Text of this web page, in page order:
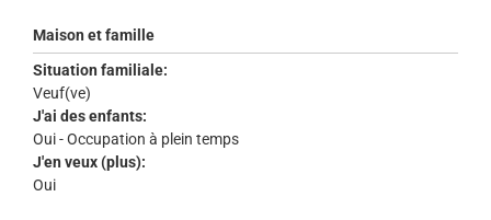
Maison et famille
Situation familiale:
Veuf(ve)
J'ai des enfants:
Oui - Occupation à plein temps
J'en veux (plus):
Oui